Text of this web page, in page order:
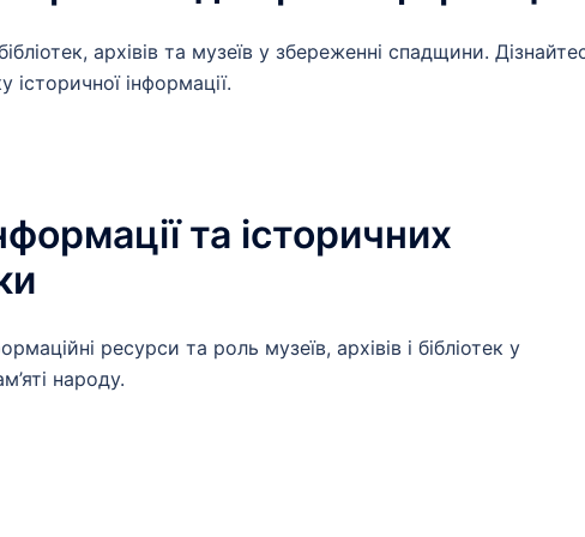
архівів та музеїв у збереженні спадщини.
інформації.
та історичних
ресурси та роль музеїв, архівів і бібліотек у
народу.